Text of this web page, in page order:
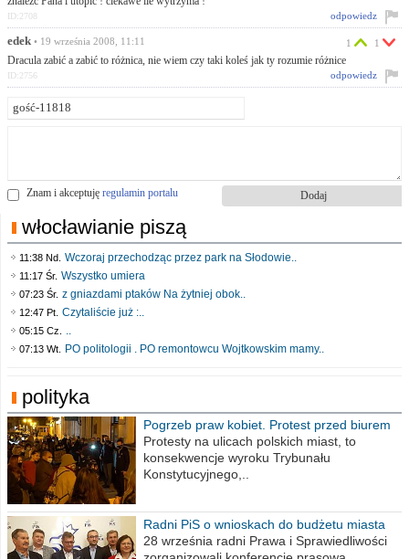
odpowiedz
ID:2708
edek • 19 września 2008, 11:11
Dracula zabić a zabić to różnica, nie wiem czy taki koleś jak ty rozumie różnice
1 1
odpowiedz
ID:2756
Znam i akceptuję regulamin portalu
włocławianie piszą
11:38 Nd. Wczoraj przechodząc przez park na Słodowie..
11:17 Śr. Wszystko umiera
07:23 Śr. z gniazdami ptaków Na żytniej obok..
12:47 Pt. Czytaliście już :..
05:15 Cz. ..
07:13 Wt. PO politologii . PO remontowcu Wojtkowskim mamy..
polityka
Pogrzeb praw kobiet. Protest przed biurem
poselskim PiS
Protesty na ulicach polskich miast, to
konsekwencje wyroku Trybunału
Konstytucyjnego,..
Radni PiS o wnioskach do budżetu miasta
na 2021 rok
28 września radni Prawa i Sprawiedliwości